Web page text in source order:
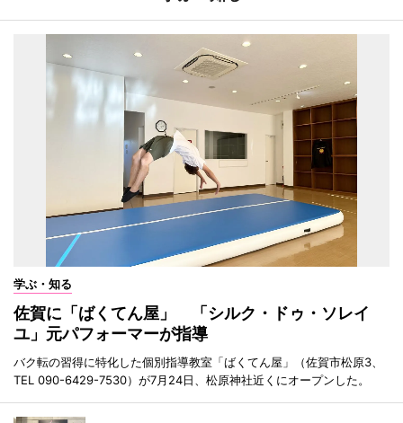
学ぶ・知る
佐賀に「ばくてん屋」 「シルク・ドゥ・ソレイ
ユ」元パフォーマーが指導
バク転の習得に特化した個別指導教室「ばくてん屋」（佐賀市松原3、
TEL 090-6429-7530）が7月24日、松原神社近くにオープンした。